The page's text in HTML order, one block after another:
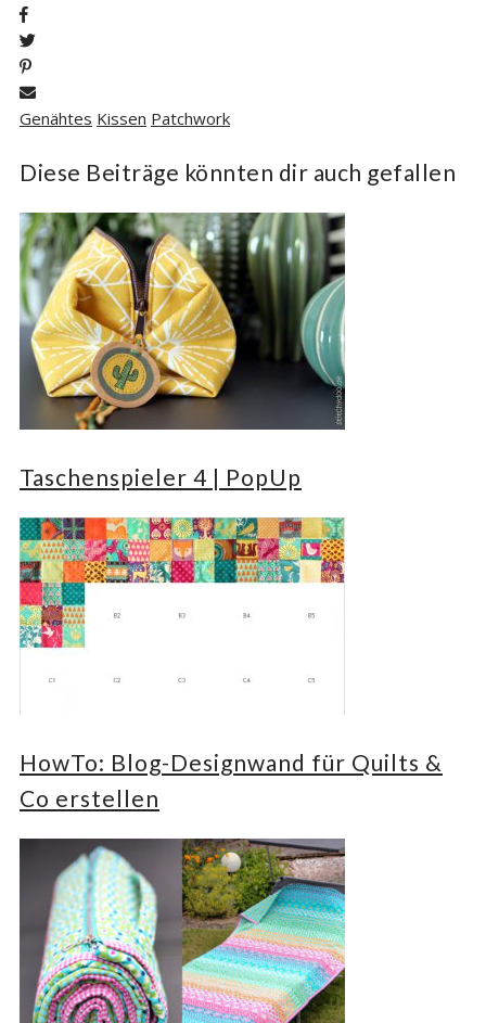
Genähtes Kissen Patchwork
Diese Beiträge könnten dir auch gefallen
Taschenspieler 4 | PopUp
HowTo: Blog-Designwand für Quilts &
Co erstellen